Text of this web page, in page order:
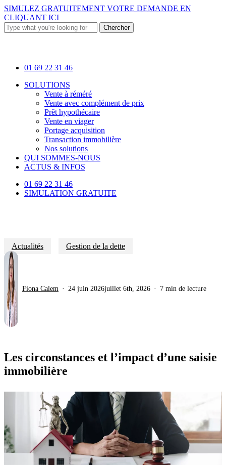
Skip
to
main
content
SIMULEZ GRATUITEMENT VOTRE DEMANDE EN
CLIQUANT ICI
Chercher
01 69 22 31 46
Menu
SOLUTIONS
Vente à réméré
Vente avec complément de prix
Prêt hypothécaire
Vente en viager
Portage acquisition
Transaction immobilière
Nos solutions
QUI SOMMES-NOUS
ACTUS & INFOS
01 69 22 31 46
SIMULATION GRATUITE
Actualités Gestion de la dette
Fiona Calem 24 juin 2026juillet 6th, 2026 7 min de lecture
Les circonstances et l’impact d’une saisie
immobilière